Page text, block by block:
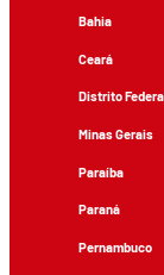
Bahia
Ceará
Distrito
Minas Gerais
Paraíba
Paraná
Pernambuco